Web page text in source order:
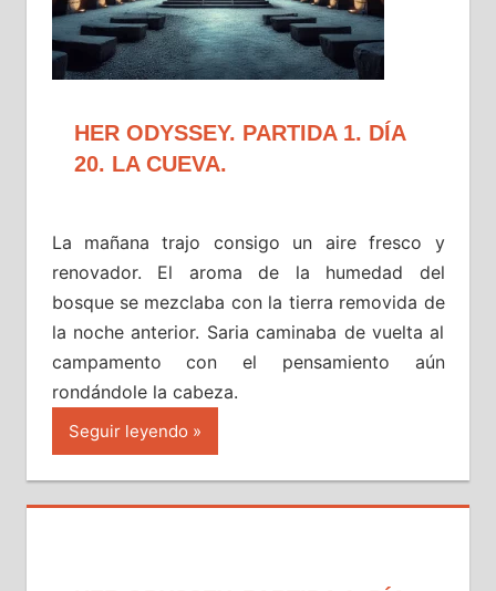
HER ODYSSEY. PARTIDA 1. DÍA
20. LA CUEVA.
La mañana trajo consigo un aire fresco y
renovador. El aroma de la humedad del
bosque se mezclaba con la tierra removida de
la noche anterior. Saria caminaba de vuelta al
campamento con el pensamiento aún
rondándole la cabeza.
Seguir leyendo